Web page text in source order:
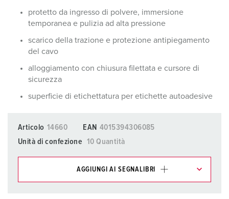
protetto da ingresso di polvere, immersione
temporanea e pulizia ad alta pressione
scarico della trazione e protezione antipiegamento
del cavo
alloggiamento con chiusura filettata e cursore di
sicurezza
superficie di etichettatura per etichette autoadesive
Articolo 14660 EAN 4015394306085
Unità di confezione
10 Quantità
AGGIUNGI AI SEGNALIBRI